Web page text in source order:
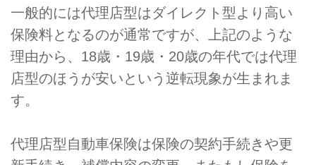
一般的には代理店型はダイレクト型より高い
保険料となるのが通常ですが、上記のような
理由から、18歳・19歳・20歳の年代では代理
店型のほうが安いという逆転現象が生まれま
す。
代理店型自動車保険は保険の契約手続きや更